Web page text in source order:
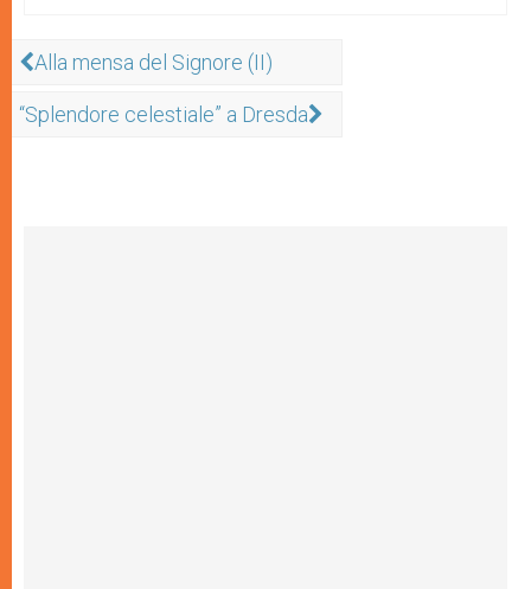
Alla mensa del Signore (II)
“Splendore celestiale” a Dresda